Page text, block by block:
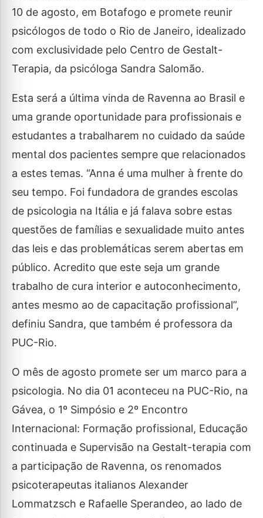
10 de agosto, em Botafogo e promete reunir
psicólogos de todo o Rio de Janeiro, idealizado
com exclusividade pelo Centro de Gestalt-
Terapia, da psicóloga Sandra Salomão.
Esta será a última vinda de Ravenna ao Brasil e
uma grande oportunidade para profissionais e
estudantes a trabalharem no cuidado da saúde
mental dos pacientes sempre que relacionados
a estes temas. “Anna é uma mulher à frente do
seu tempo. Foi fundadora de grandes escolas
de psicologia na Itália e já falava sobre estas
questões de famílias e sexualidade muito antes
das leis e das problemáticas serem abertas em
público. Acredito que este seja um grande
trabalho de cura interior e autoconhecimento,
antes mesmo ao de capacitação profissional”,
definiu Sandra, que também é professora da
PUC-Rio.
O mês de agosto promete ser um marco para a
psicologia. No dia 01 aconteceu na PUC-Rio, na
Gávea, o 1º Simpósio e 2º Encontro
Internacional: Formação profissional, Educação
continuada e Supervisão na Gestalt-terapia com
a participação de Ravenna, os renomados
psicoterapeutas italianos Alexander
Lommatzsch e Rafaelle Sperandeo, ao lado de